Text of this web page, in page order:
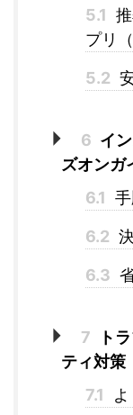
5.1
プリ
5.2
6 イ
ズオンガ
6.1
6.2
6.3
7
ト
ティ対策
7.1